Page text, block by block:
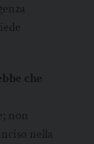
che
non
nella